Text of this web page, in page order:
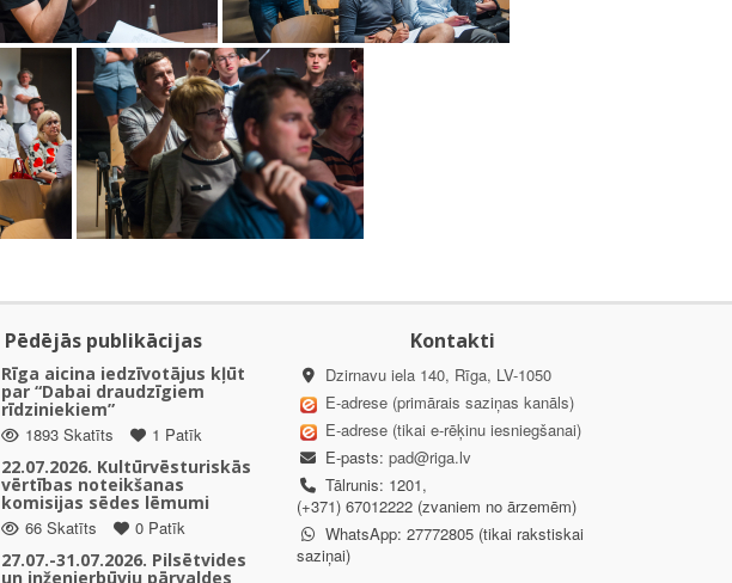
Pēdējās publikācijas
Rīga aicina iedzīvotājus kļūt
par “Dabai draudzīgiem
rīdziniekiem”
1893 Skatīts
1 Patīk
22.07.2026. Kultūrvēsturiskās
vērtības noteikšanas
komisijas sēdes lēmumi
66 Skatīts
0 Patīk
27.07.-31.07.2026. Pilsētvides
un inženierbūvju pārvaldes
Kontakti
Dzirnavu iela 140, Rīga, LV-1050
E-adrese (primārais saziņas kanāls)
E-adrese (tikai e-rēķinu iesniegšanai)
E-pasts: pad@riga.lv
Tālrunis: 1201,
(+371) 67012222 (zvaniem no ārzemēm)
WhatsApp: 27772805 (tikai rakstiskai
saziņai)